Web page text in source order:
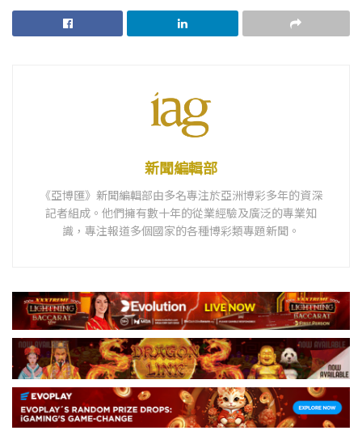
新聞編輯部
《亞博匯》新聞編輯部由多名專注於亞洲博彩多年的資深
記者組成。他們擁有數十年的從業經驗及廣泛的專業知
識，專注報道多個國家的各種博彩類專題新聞。